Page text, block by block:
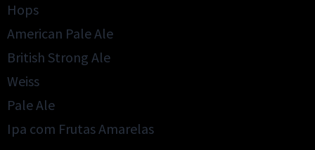
Hops
American Pale Ale
British Strong Ale
Weiss
Pale Ale
Ipa com Frutas Amarelas